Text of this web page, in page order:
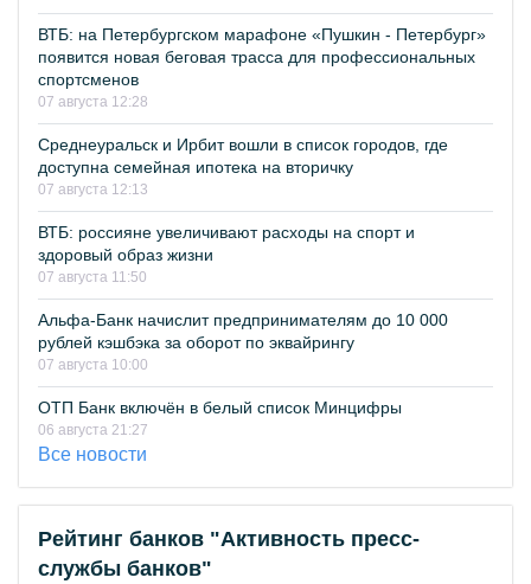
ВТБ: на Петербургском марафоне «Пушкин - Петербург»
появится новая беговая трасса для профессиональных
спортсменов
07 августа 12:28
Среднеуральск и Ирбит вошли в список городов, где
доступна семейная ипотека на вторичку
07 августа 12:13
ВТБ: россияне увеличивают расходы на спорт и
здоровый образ жизни
07 августа 11:50
Альфа-Банк начислит предпринимателям до 10 000
рублей кэшбэка за оборот по эквайрингу
07 августа 10:00
ОТП Банк включён в белый список Минцифры
06 августа 21:27
Все новости
Рейтинг банков "Активность пресс-
службы банков"